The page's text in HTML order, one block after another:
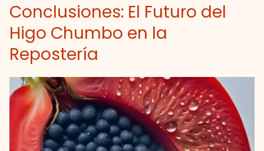
Conclusiones: El Futuro del
Higo Chumbo en la
Repostería